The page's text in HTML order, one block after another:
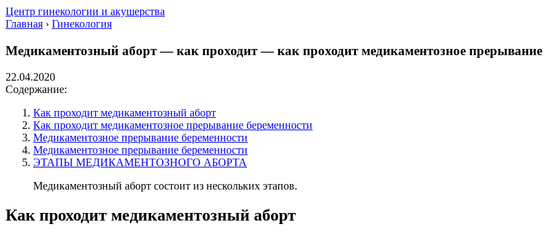
Центр гинекологии и акушерства
Главная › Гинекология
Медикаментозный аборт — как проходит — как проходит медикаментозное прерывание
22.04.2020
Содержание:
Как проходит медикаментозный аборт
Как проходит медикаментозное прерывание беременности
Медикаментозное прерывание беременности
Медикаментозное прерывание беременности
ЭТАПЫ МЕДИКАМЕНТОЗНОГО АБОРТА
Медикаментозный аборт состоит из нескольких этапов.
Как проходит медикаментозный аборт